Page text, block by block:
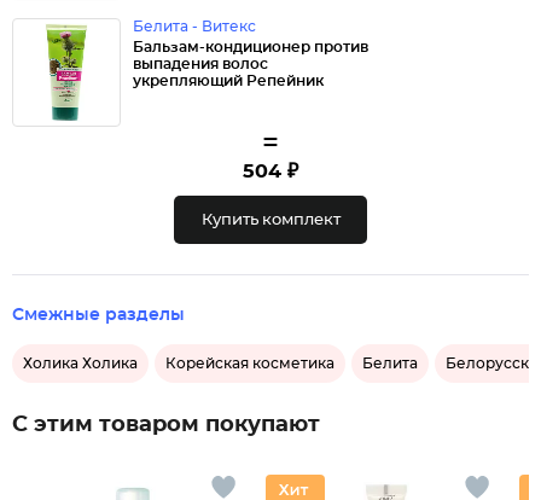
Белита - Витекс
Бальзам-кондиционер против
выпадения волос
укрепляющий Репейник
=
504 ₽
Купить комплект
Смежные разделы
Холика Холика Корейская косметика Белита
С этим товаром покупают